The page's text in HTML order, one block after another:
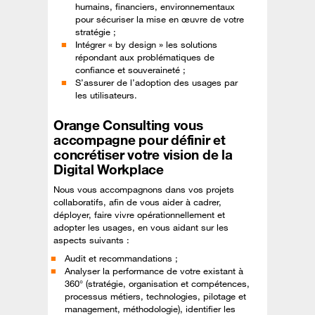
humains, financiers, environnementaux
pour sécuriser la mise en œuvre de votre
stratégie ;
Intégrer « by design » les solutions
répondant aux problématiques de
confiance et souveraineté ;
S’assurer de l’adoption des usages par
les utilisateurs.
Orange Consulting vous
accompagne pour définir et
concrétiser votre vision de la
Digital Workplace
Nous vous accompagnons dans vos projets
collaboratifs, afin de vous aider à cadrer,
déployer, faire vivre opérationnellement et
adopter les usages, en vous aidant sur les
aspects suivants :
Audit et recommandations ;
Analyser la performance de votre existant à
360° (stratégie, organisation et compétences,
processus métiers, technologies, pilotage et
management, méthodologie), identifier les